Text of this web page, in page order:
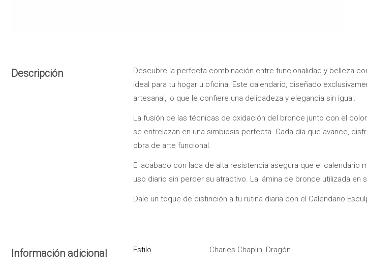
Descripción
Descubre la perfecta combinación entre funcionalidad y belleza
ideal para tu hogar u oficina. Este calendario, diseñado
artesanal, lo que le confiere una delicadeza y elegancia sin igual.
La fusión de las técnicas de oxidación del bronce junto con el
se entrelazan en una simbiosis perfecta. Cada día que avance,
obra de arte funcional.
El acabado con laca de alta resistencia asegura que el
uso diario sin perder su atractivo. La lámina de bronce utilizada en
Dale un toque de distinción a tu rutina diaria con el Calendario
Información adicional Estilo Charles Chaplin, Dragón